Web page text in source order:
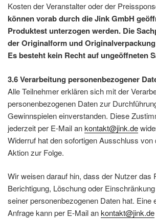
Kosten der Veranstalter oder der
können vorab durch die Jink GmbH
Produktest unterzogen werden. Die
der Originalform und
Es besteht kein Recht auf ungeöffneten
3.6 Verarbeitung personenbezogener
Alle Teilnehmer erklären sich mit der
personenbezogenen Daten zur
Gewinnspielen einverstanden. Diese
jederzeit per E-Mail ankontakt@jink.de
Widerruf hat den sofortigen Ausschluss von
Aktion zur Folge.
Wir weisen darauf hin, dass der Nutzer das
Berichtigung, Löschung oder
seiner personenbezogenen Daten hat. Eine
Anfrage kann per E-Mail ankontakt@jink.de